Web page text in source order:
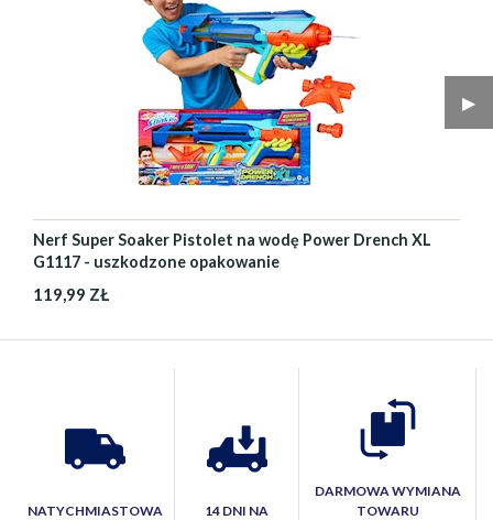
▶︎
Nerf Super Soaker Pistolet na wodę Power Drench XL
G1117 - uszkodzone opakowanie
119,99 ZŁ
NATYCHMIASTOWA
14 DNI NA
DARMOWA WYMIANA
TOWARU